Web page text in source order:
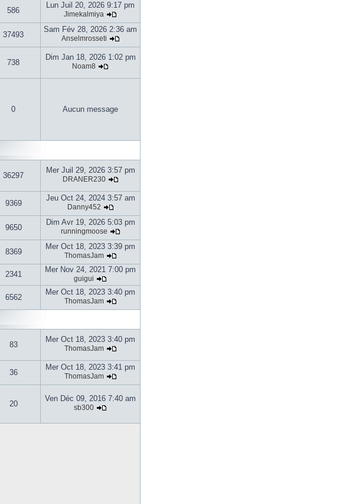
586
Lun Juil 20, 2026 9:17 pm
Jimekalmiya
37493
Sam Fév 28, 2026 2:36 am
Anselmrosseti
738
Dim Jan 18, 2026 1:02 pm
Noam8
0 Aucun message
36297
Mer Juil 29, 2026 3:57 pm
DRANER230
9369
Jeu Oct 24, 2024 3:57 am
Danny452
9650
Dim Avr 19, 2026 5:03 pm
runningmoose
8369
Mer Oct 18, 2023 3:39 pm
ThomasJam
2341
Mer Nov 24, 2021 7:00 pm
guigui
6562
Mer Oct 18, 2023 3:40 pm
ThomasJam
83
Mer Oct 18, 2023 3:40 pm
ThomasJam
36
Mer Oct 18, 2023 3:41 pm
ThomasJam
20
Ven Déc 09, 2016 7:40 am
sb300